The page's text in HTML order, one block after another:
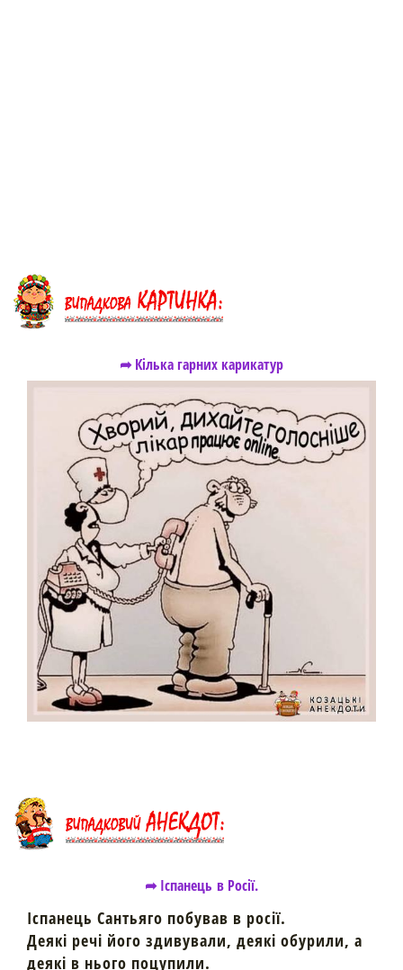
➦ Кілька гарних карикатур
➦ Іспанець в Росії.
Іспанець Сантьяго побував в росії.
Деякі речі його здивували, деякі обурили, а
деякі в нього поцупили.